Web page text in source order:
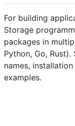
For building
Storage
packages in
Python, Go, Rust).
names,
examples.